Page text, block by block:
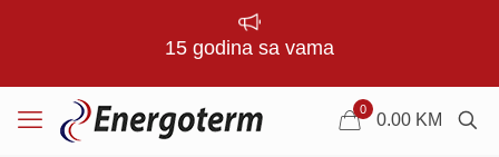
15 godina sa vama
0
0.00 KM